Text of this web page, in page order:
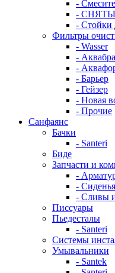
-
-
- Стойки
Фильтры
- Wasser
-
-
- Барьер
- Гейзер
- Новая
- Прочие
Санфаянс
Бачки
- Santeri
Биде
Запчасти и
-
-
- Сливы
Писсуары
Пьедесталы
- Santeri
Системы
Умывальники
- Santek